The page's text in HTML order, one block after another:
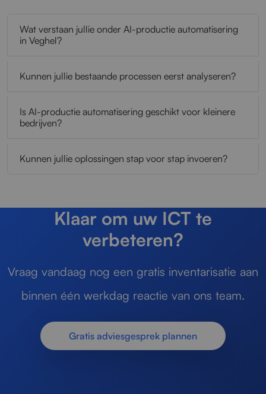
Wat verstaan jullie onder AI-productie automatisering
in Veghel?
Kunnen jullie bestaande processen eerst analyseren?
Is AI-productie automatisering geschikt voor kleinere
bedrijven?
Kunnen jullie oplossingen stap voor stap invoeren?
Klaar om uw ICT te
verbeteren?
Vraag vandaag nog een gratis inventarisatie aan
binnen één werkdag reactie van ons team.
Gratis adviesgesprek plannen